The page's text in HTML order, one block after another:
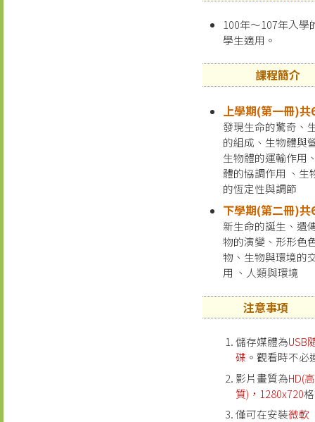
100年～107年入學
學生適用。
課程簡介
上學期(第一冊)
發現生命的驚奇、
的組成、生物體與
生物體的運輸作用
體的協調作用 、生
的恆定性與調節
下學期(第二冊)共
新生命的誕生、遺
物的演變、形形色
物、生物與環境的
用 、人類與環境
注意事項
儲存媒體為USB
碟 。觀看時不必
影片畫質為HD(
質)，1280x720
僅可在安裝微軟